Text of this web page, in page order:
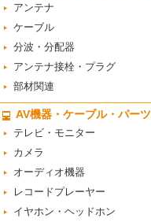
アンテナ
ケーブル
分波・分配器
アンテナ接栓・プラグ
部材関連
AV機器・ケーブル・パーツ
テレビ・モニター
カメラ
オーディオ機器
レコードプレーヤー
イヤホン・ヘッドホン